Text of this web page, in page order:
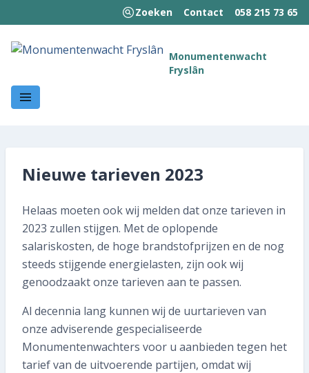
Zoeken Contact 058 215 73 65
Monumentenwacht
Fryslân
Nieuwe tarieven 2023
Helaas moeten ook wij melden dat onze tarieven in
2023 zullen stijgen. Met de oplopende
salariskosten, de hoge brandstofprijzen en de nog
steeds stijgende energielasten, zijn ook wij
genoodzaakt onze tarieven aan te passen.
Al decennia lang kunnen wij de uurtarieven van
onze adviserende gespecialiseerde
Monumentenwachters voor u aanbieden tegen het
tarief van de uitvoerende partijen, omdat wij
Hoe wij werken
Kennisbank
Nieuws en publicaties
Contact
058 215 73 65
SNEL REGELEN